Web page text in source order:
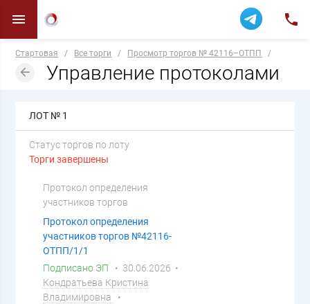
Стартовая / Все торги / Просмотр торгов № 42116–ОТПП /
Управление протоколами
ЛОТ № 1
Статус торгов по лоту
Торги завершены
Протокол определения
участников торгов
Протокол определения
участников торгов №42116-
ОТПП/1/1
Подписано ЭП
• 30.06.2026 •
Кондратьева Кристина
Владимировна
•